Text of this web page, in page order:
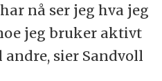
nå ser jeg hva jeg
jeg bruker aktivt
sier Sandvoll